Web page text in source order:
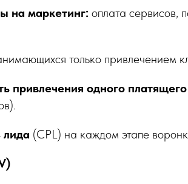
на маркетинг: оплата сервисов,
только привлечением
привлечения одного
лида (CPL) на каждом этапе